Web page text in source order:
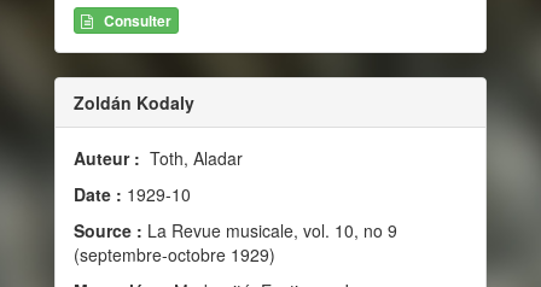
Consulter
Zoldán Kodaly
Auteur : Toth, Aladar
Date : 1929-10
Source : La Revue musicale, vol. 10, no 9
(septembre-octobre 1929)